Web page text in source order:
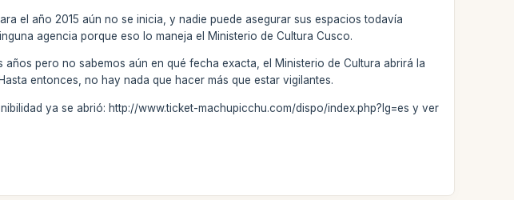
el año 2015 aún no se inicia, y nadie puede asegurar sus espacios todavía
agencia porque eso lo maneja el Ministerio de Cultura Cusco.
pero no sabemos aún en qué fecha exacta, el Ministerio de Cultura abrirá la
entonces, no hay nada que hacer más que estar vigilantes.
ya se abrió: http://www.ticket-machupicchu.com/dispo/index.php?lg=es y ver